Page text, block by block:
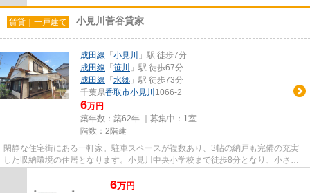
賃貸｜一戸建て 小見川菅谷貸家
成田線 「 小見川
」駅 徒歩7分
成田線 「 笹川
」駅 徒歩67分
成田線 「 水郷 」駅 徒歩73分
千葉県香取市小見川 1066-2
6万円
築年数：築62年 ｜募集中： 1室
階数：2階建
閑静な住宅街にある一軒家。駐車スペースが複数あり、3帖の納戸も完備の充実
した収納環境の住居となります。小見川中央小学校まで徒歩8分となり、小さな
6万円